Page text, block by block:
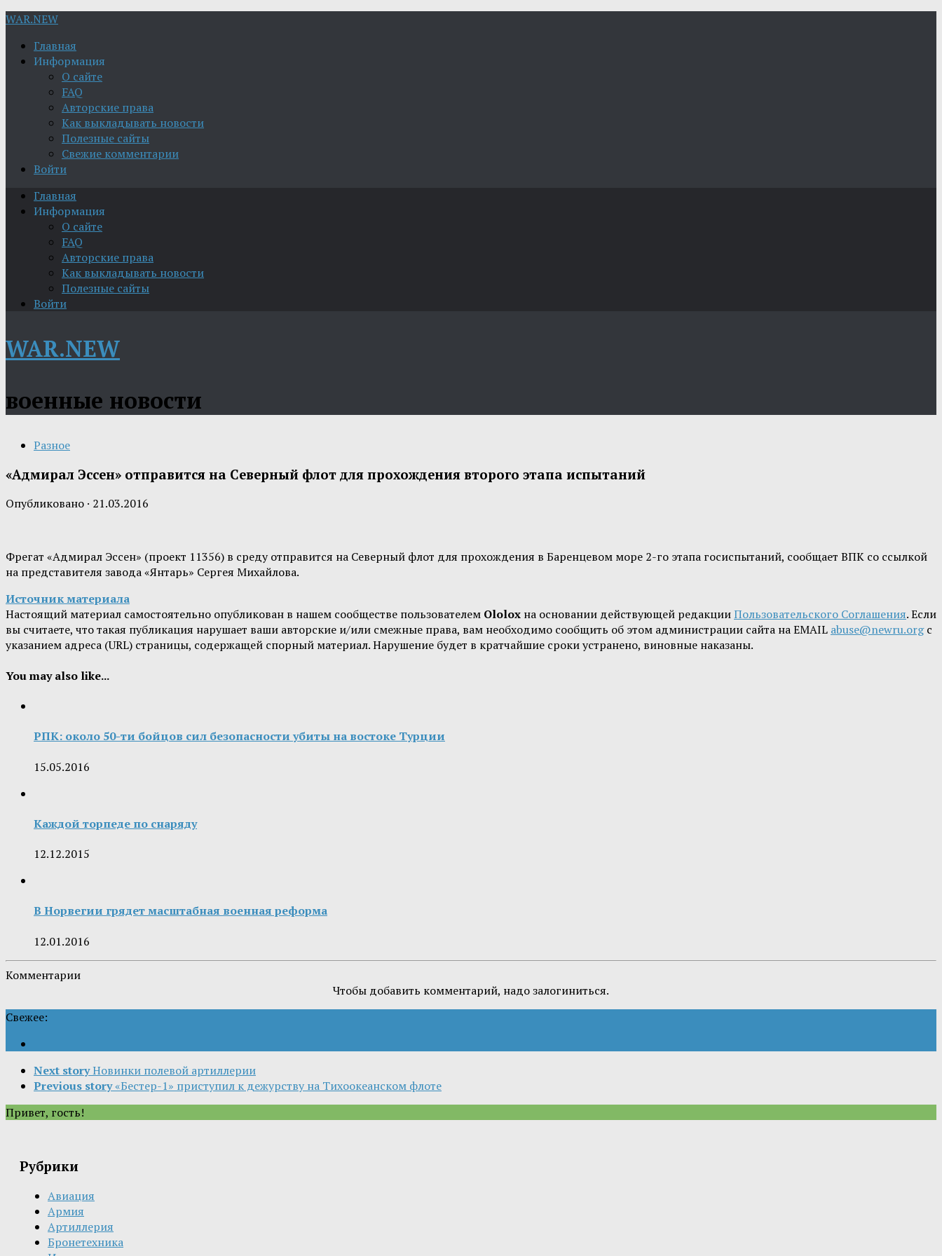
WAR.NEW
Главная
Информация
О сайте
FAQ
Авторские права
Как выкладывать новости
Полезные сайты
Свежие комментарии
Войти
Главная
Информация
О сайте
FAQ
Авторские права
Как выкладывать новости
Полезные сайты
Войти
WAR.NEW
военные новости
Разное
«Адмирал Эссен» отправится на Северный флот для прохождения второго этапа испытаний
Опубликовано · 21.03.2016
Фрегат «Адмирал Эссен» (проект 11356) в среду отправится на Северный флот для прохождения в Баренцевом море 2-го этапа госиспытаний, сообщает ВПК со ссылкой
на представителя завода «Янтарь» Сергея Михайлова.
Источник материала
Настоящий материал самостоятельно опубликован в нашем сообществе пользователем Ololox на основании действующей редакцииПользовательского Соглашения. Если
вы считаете, что такая публикация нарушает ваши авторские и/или смежные права, вам необходимо сообщить об этом администрации сайта на EMAIL abuse@newru.orgс
указанием адреса (URL) страницы, содержащей спорный материал. Нарушение будет в кратчайшие сроки устранено, виновные наказаны.
You may also like...
РПК: около 50-ти бойцов сил безопасности убиты на востоке Турции
15.05.2016
Каждой торпеде по снаряду
12.12.2015
В Норвегии грядет масштабная военная реформа
12.01.2016
Комментарии
Чтобы добавить комментарий, надо залогиниться.
Свежее:
Next storyНовинки полевой артиллерии
Previous story«Бестер-1» приступил к дежурству на Тихоокеанском флоте
Привет, гость!
Рубрики
Авиация
Армия
Артиллерия
Бронетехника